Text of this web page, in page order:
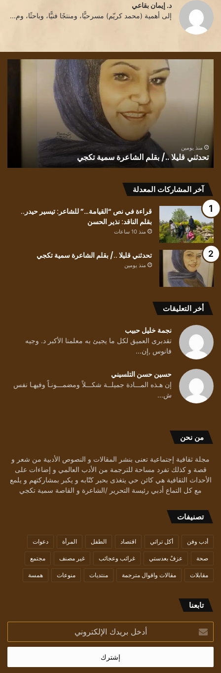
د. إيمان بقاعي
إلى أهمية (محمد كريّم) مسرحيًّا، ومنتجًا فنيًّا، وباحثًا، وم...
تحدثني
الشاعرة
منذ يومين
تحدثني قليلا ../ بقلم الشاعرة سمية تكجي
آخر المشاركات المعدلة
قراءة في نص “القيامة…” للشاعر: تيسير حيدر..
بقلم الناقد: نذير الحسن
منذ 10 ساعات
تحدثني قليلا ../ بقلم الشاعرة سمية تكجي
منذ يومين
أخر التعليقات
نجمة خليل حبيب
تقدبرى العميق لكل ما يجيئ به معلمنا الأكبر د. وجيه
فانوس ,إن...
حسين حسن التلسيني
إن هـذه المـــادة جميلــة شكـــلاً ومضمـــونـاً وفيهـا نفس
ش...
من نحن
مجلة ثقافية إجتماعية تعنى بنشر المقالات و النصوص الأدبية من شعر و
قصة و كذلك تفرد مساحة للترجمة من الأدب العالمي و إضاءات على
الأحداث الثقافية هي كائن حي يتغذى بحبر كتّابه و يكبر بمشاركتهم و يلمع
مع كل التماع أدبي رئيسة التحرير /الشاعرة و القاصة سمية تكجي
تصنيفات
أدب وفن أكل تراثي اقتصاد الطفل المرأة دعوات
صحة عزفٌ بعدستي غرائب وعجائب غير مصنف مجتمع
مقابلات مقالات واقوال مترجمة منتديات منوعات همسة
تابعنا
بريدك
الإلكتروني